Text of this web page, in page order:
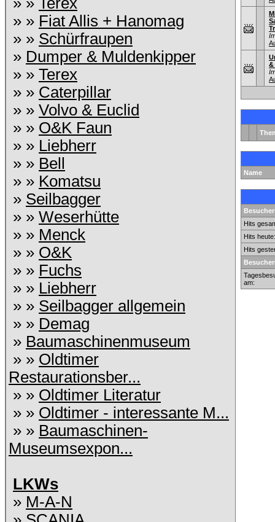
» » Fiat Allis + Hanomag
» » Schürfraupen
» Dumper & Muldenkipper
» » Terex
» » Caterpillar
» » Volvo & Euclid
» » O&K Faun
» » Liebherr
» » Bell
» » Komatsu
» Seilbagger
» » Weserhütte
» » Menck
» » O&K
» » Fuchs
» » Liebherr
» » Seilbagger allgemein
» » Demag
» Baumaschinenmuseum
» » Oldtimer
Restaurationsber...
» » Oldtimer Literatur
» » Oldtimer - interessante M...
» » Baumaschinen-
Museumsexpon...
LKWs
» M-A-N
&
Name
Hits
Hits heute:
Hits
am: